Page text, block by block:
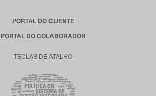
PORTAL DO CLIENTE
PORTAL DO COLABORADOR
TECLAS DE ATALHO